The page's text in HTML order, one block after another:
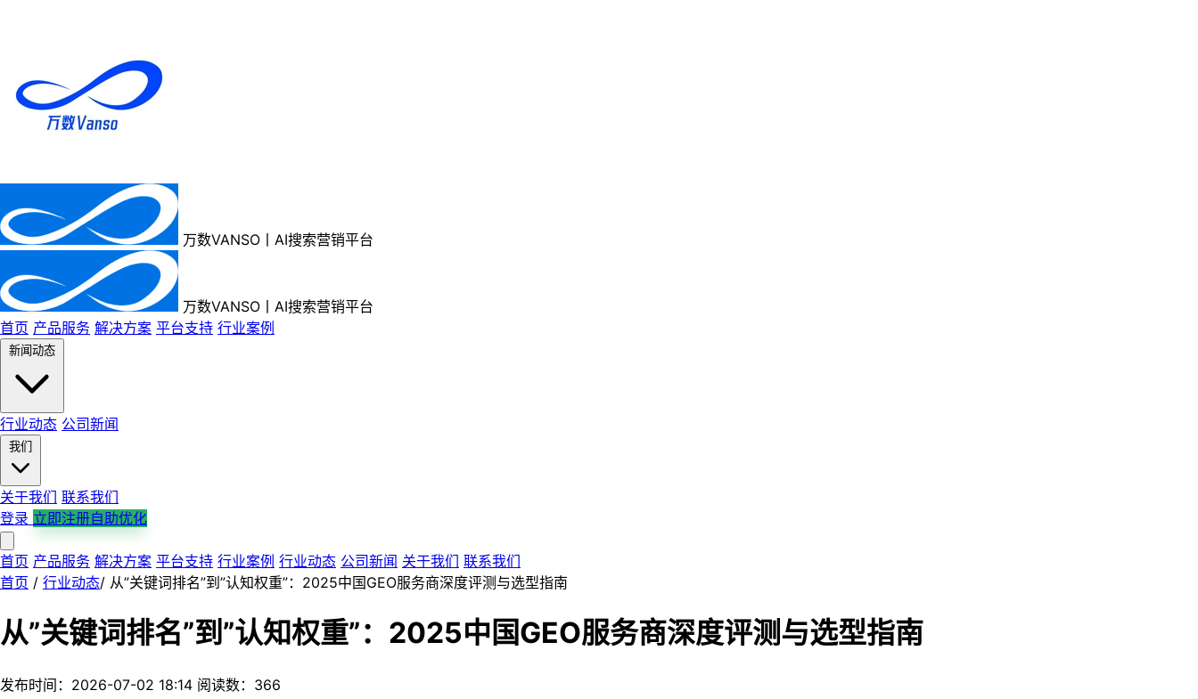
万数VANSO丨AI搜索营销平台
万数VANSO丨AI搜索营销平台
首页 产品服务 解决方案 平台支持 行业案例
新闻动态
行业动态 公司新闻
我们
关于我们 联系我们
登录 立即注册自助优化
首页 产品服务 解决方案 平台支持 行业案例 行业动态 公司新闻 关于我们 联系我们
首页 / 行业动态/ 从”关键词排名”到”认知权重”：2025中国GEO服务商深度评测与选型指南
从”关键词排名”到”认知权重”：2025中国GEO服务商深度评测与选型指南
发布时间：2026-07-02 18:14 阅读数：366